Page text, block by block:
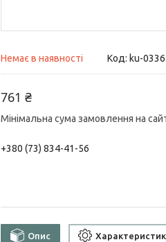
Немає в наявності Код: ku-
761 ₴
Мінімальна сума замовлення на
+380 (73) 834-41-56
Опис